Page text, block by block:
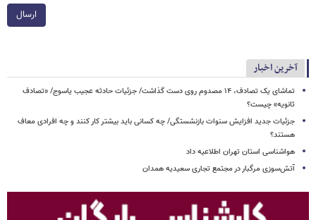
ارسال
آخرین اخبار
تماشای یک تصادف، ۱۴ مصدوم روی دست گذاشت/ جزئیات حادثه عجیب یاسوج/ «تصادف
ثانویه» چیست؟
جزئیات جدید افزایش سنوات بازنشستگی/ چه کسانی باید بیشتر کار کنند و چه افرادی معاف
هستند؟
هواشناسی استان تهران اطلاعیه داد
آتش‌سوزی مرگبار در مجتمع تجاری سعیدیه همدان